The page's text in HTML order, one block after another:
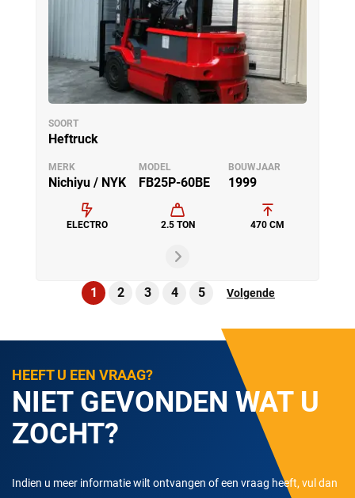
SOORT
Heftruck
MERK
Nichiyu / NYK
MODEL
FB25P-60BE
BOUWJAAR
1999
ELECTRO 2.5 TON 470 CM
1 2 3 4 5 Volgende
HEEFT U EEN VRAAG?
NIET GEVONDEN WAT U
ZOCHT?
Indien u meer informatie wilt ontvangen of een vraag heeft, vul dan